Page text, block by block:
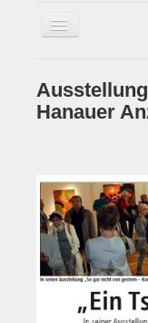
Home
Über uns
Hanauer